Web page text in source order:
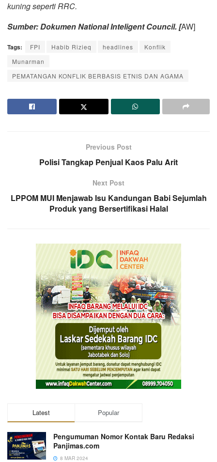
kuning seperti RRC.
Sumber: Dokumen National Inteligent Council. [AW]
Tags: FPI Habib Rizieq headlines
Konflik
Munarman
PEMATANGAN KONFLIK BERBASIS ETNIS DAN AGAMA
Previous Post
Polisi Tangkap Penjual Kaos Palu Arit
Next Post
LPPOM MUI Menjawab Isu Kandungan Babi Sejumlah
Produk yang Bersertifikasi Halal
Latest Popular
Pengumuman Nomor Kontak Baru Redaksi
Panjimas.com
8 MAR 2024